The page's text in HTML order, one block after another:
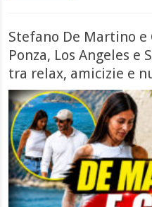
Stefano De Martino e
Ponza, Los Angeles e
tra relax, amicizie e